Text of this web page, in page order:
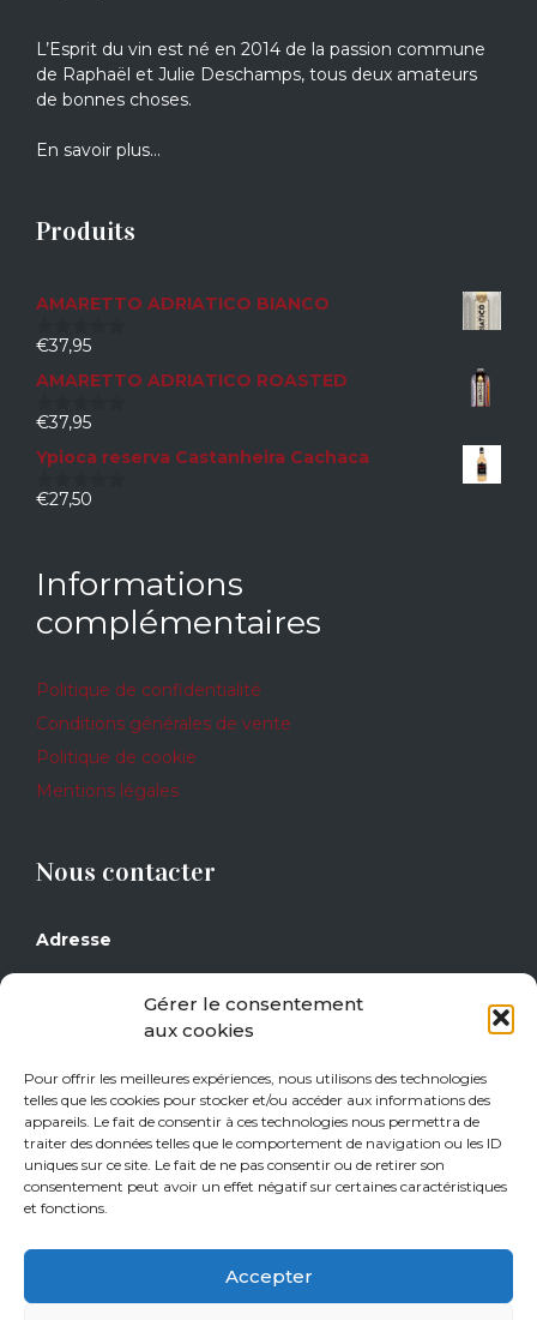
Gérer le consentement
aux cookies
Pour offrir les meilleures expériences, nous utilisons des technologies
telles que les cookies pour stocker et/ou accéder aux informations des
appareils. Le fait de consentir à ces technologies nous permettra de
traiter des données telles que le comportement de navigation ou les ID
uniques sur ce site. Le fait de ne pas consentir ou de retirer son
consentement peut avoir un effet négatif sur certaines caractéristiques
et fonctions.
Accepter
L’Esprit du vin est né en 2014 de la passion commune
de Raphaël et Julie Deschamps, tous deux amateurs
de bonnes choses.
En savoir plus…
Produits
AMARETTO ADRIATICO BIANCO
0
5
€37,95
AMARETTO ADRIATICO ROASTED
0
5
€37,95
Ypioca reserva Castanheira Cachaca
0
€27,50
Informations
complémentaires
Politique de confidentialité
Conditions générales de vente
Politique de cookie
Mentions légales
Nous contacter
Adresse
1430 Rebecq
0477/29 16 14
0471/21 01 08
Heures d’ouverture
Samedi de 10h à 18h